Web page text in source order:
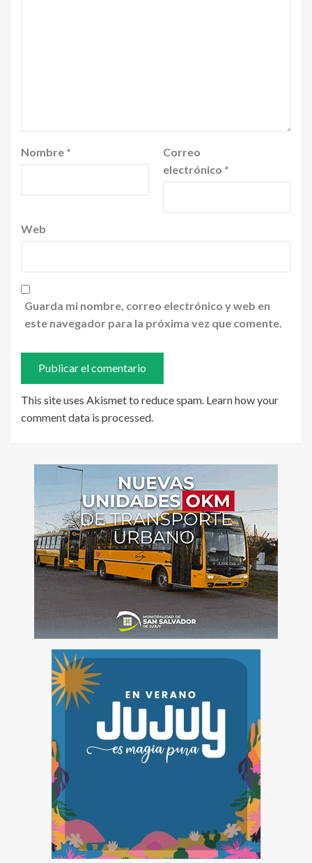
Nombre *
Correo
electrónico *
Web
Guarda mi nombre, correo electrónico y web en
este navegador para la próxima vez que comente.
This site uses Akismet to reduce spam. Learn how your
comment data is processed.